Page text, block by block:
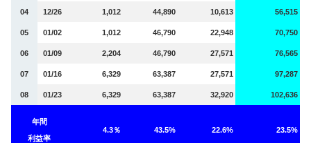
04 12/26 1,012 44,890 10,613 56,515
05 01/02 1,012 46,790 22,948 70,750
06 01/09 2,204 46,790 27,571 76,565
07 01/16 6,329 63,387 27,571 97,287
08 01/23 6,329 63,387 32,920 102,636
年間
利益率
4.3％ 43.5% 22.6% 23.5%